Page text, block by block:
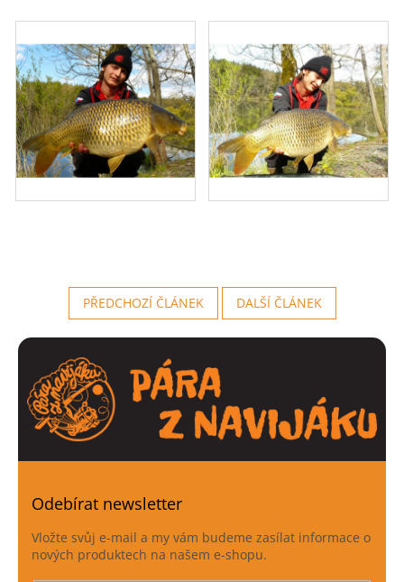
PŘEDCHOZÍ ČLÁNEK DALŠÍ ČLÁNEK
Odebírat newsletter
Vložte svůj e-mail a my vám budeme zasílat informace o
nových produktech na našem e-shopu.